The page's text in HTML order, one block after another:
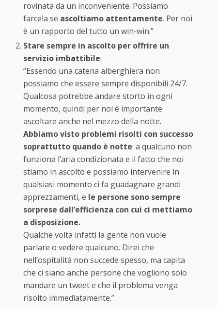
rovinata da un inconveniente. Possiamo
farcela se ascoltiamo attentamente. Per noi
è un rapporto del tutto un win-win.”
Stare sempre in ascolto per offrire un
servizio imbattibile:
“Essendo una catena alberghiera non
possiamo che essere sempre disponibili 24/7.
Qualcosa potrebbe andare storto in ogni
momento, quindi per noi è importante
ascoltare anche nel mezzo della notte.
Abbiamo visto problemi risolti con successo
soprattutto quando è notte: a qualcuno non
funziona l’aria condizionata e il fatto che noi
stiamo in ascolto e possiamo intervenire in
qualsiasi momento ci fa guadagnare grandi
apprezzamenti, e le persone sono sempre
sorprese dall’efficienza con cui ci mettiamo
a disposizione.
Qualche volta infatti la gente non vuole
parlare o vedere qualcuno. Direi che
nell’ospitalità non succede spesso, ma capita
che ci siano anche persone che vogliono solo
mandare un tweet e che il problema venga
risolto immediatamente.”